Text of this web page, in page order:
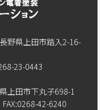
県上田市踏入2-16-
23-0443
田市下丸子698-1
42-6240